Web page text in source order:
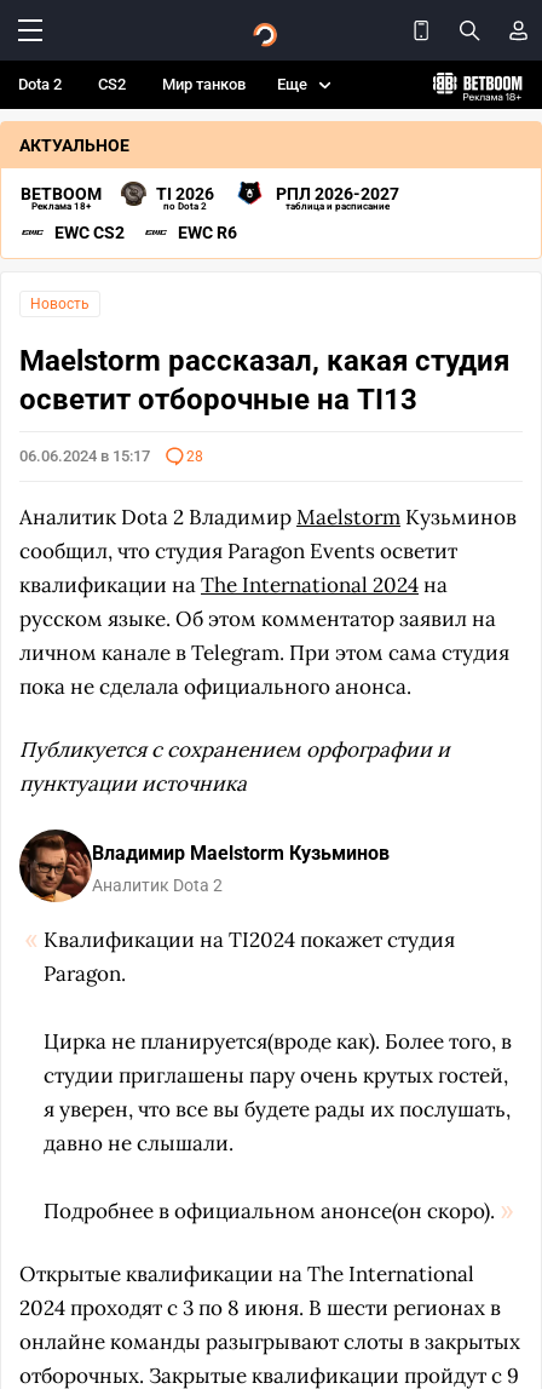
Dota 2 CS2 Мир танков Еще
АКТУАЛЬНОЕ
BETBOOM
Реклама 18+
TI 2026
по Dota 2
РПЛ 2026-2027
таблица и расписание
EWC CS2 EWC R6
Новость
Maelstorm рассказал, какая студия
осветит отборочные на TI13
06.06.2024 в 15:17 28
Аналитик Dota 2 ВладимирMaelstorm Кузьминов
сообщил, что студия Paragon Events осветит
квалификации наThe International 2024на
русском языке. Об этом комментатор заявил на
личном канале в Telegram. При этом сама студия
пока не сделала официального анонса.
Публикуется с сохранением орфографии и
пунктуации источника
Владимир Maelstorm Кузьминов
Аналитик Dota 2
Квалификации на TI2024 покажет студия
Paragon.
Цирка не планируется(вроде как). Более того, в
студии приглашены пару очень крутых гостей,
я уверен, что все вы будете рады их послушать,
давно не слышали.
Подробнее в официальном анонсе(он скоро).
Открытые квалификации на The International
2024 проходят с 3 по 8 июня. В шести регионах в
онлайне команды разыгрывают слоты в закрытых
отборочных. Закрытые квалификации пройдут с 9